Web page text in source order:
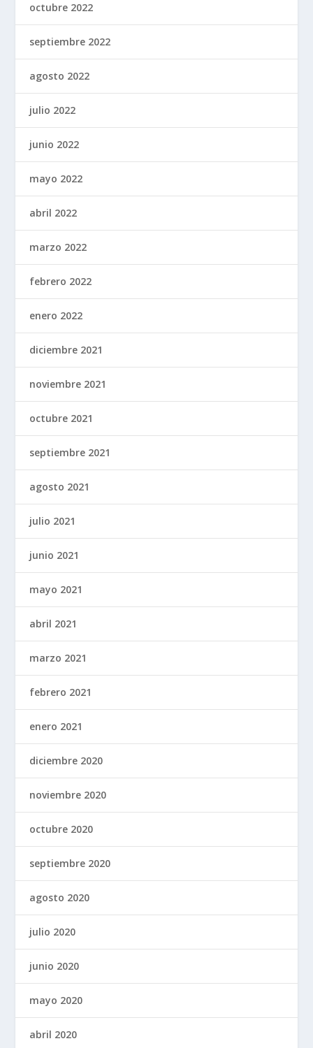
octubre 2022
septiembre 2022
agosto 2022
julio 2022
junio 2022
mayo 2022
abril 2022
marzo 2022
febrero 2022
enero 2022
diciembre 2021
noviembre 2021
octubre 2021
septiembre 2021
agosto 2021
julio 2021
junio 2021
mayo 2021
abril 2021
marzo 2021
febrero 2021
enero 2021
diciembre 2020
noviembre 2020
octubre 2020
septiembre 2020
agosto 2020
julio 2020
junio 2020
mayo 2020
abril 2020